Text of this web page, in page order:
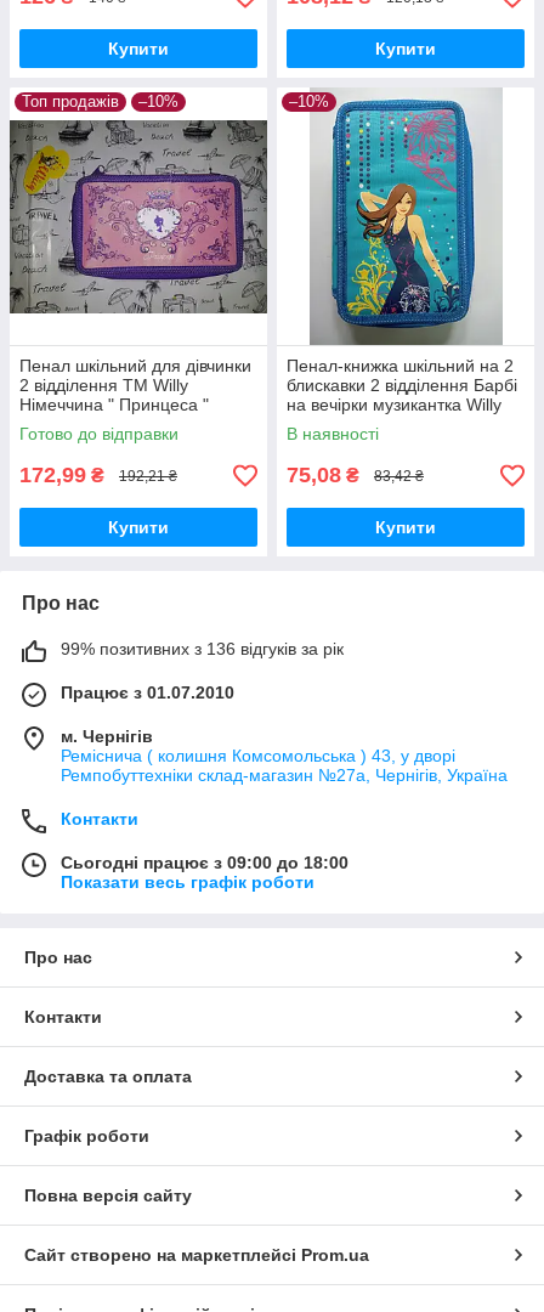
Купити Купити
Топ продажів –10%
Пенал шкільний для дівчинки
2 відділення ТМ Willy
Німеччина " Принцеса "
Готово до відправки
172,99 ₴ 192,21 ₴
Купити
–10%
Пенал-книжка шкільний на 2
блискавки 2 відділення Барбі
на вечірки музикантка Willy
Німеччина
В наявності
75,08 ₴ 83,42 ₴
Купити
Про нас
99% позитивних з 136 відгуків за рік
Працює з 01.07.2010
м. Чернігів
Реміснича ( колишня Комсомольська ) 43, у дворі
Ремпобуттехніки склад-магазин №27a, Чернігів, Україна
Контакти
Сьогодні працює з 09:00 до 18:00
Показати весь графік роботи
Про нас
Контакти
Доставка та оплата
Графік роботи
Повна версія сайту
Сайт створено на маркетплейсі Prom.ua